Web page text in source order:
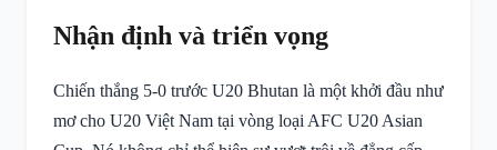
Nhận định và triển vọng
Chiến thắng 5-0 trước U20 Bhutan là một khởi đầu như
mơ cho U20 Việt Nam tại vòng loại AFC U20 Asian